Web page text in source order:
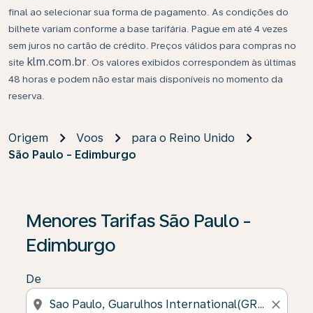
final ao selecionar sua forma de pagamento. As condições do
bilhete variam conforme a base tarifária. Pague em até 4 vezes
sem juros no cartão de crédito. Preços válidos para compras no
site klm.com.br . Os valores exibidos correspondem às últimas
48 horas e podem não estar mais disponíveis no momento da
reserva.
Origem Voos
para o Reino Unido
São Paulo - Edimburgo
Menores Tarifas São Paulo -
Edimburgo
De
location_on close